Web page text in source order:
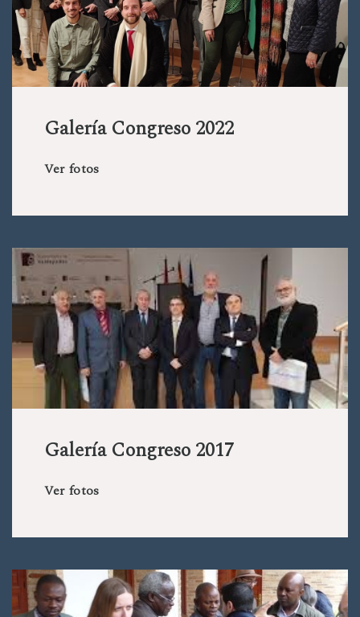
Galería Congreso 2022
Ver fotos
Galería Congreso 2017
Ver fotos